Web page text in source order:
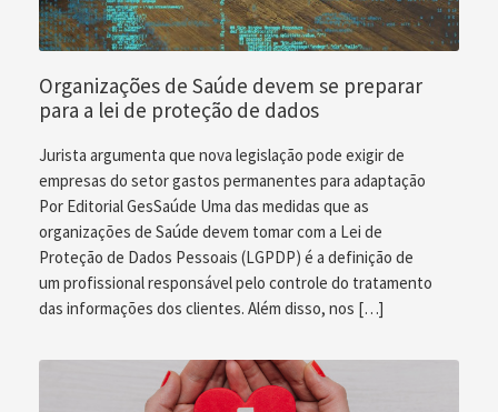
Organizações de Saúde devem se preparar
para a lei de proteção de dados
Jurista argumenta que nova legislação pode exigir de
empresas do setor gastos permanentes para adaptação
Por Editorial GesSaúde Uma das medidas que as
organizações de Saúde devem tomar com a Lei de
Proteção de Dados Pessoais (LGPDP) é a definição de
um profissional responsável pelo controle do tratamento
das informações dos clientes. Além disso, nos […]